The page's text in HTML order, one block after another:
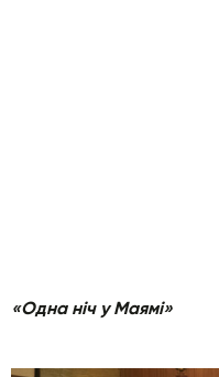
«Одна ніч у Маямі»